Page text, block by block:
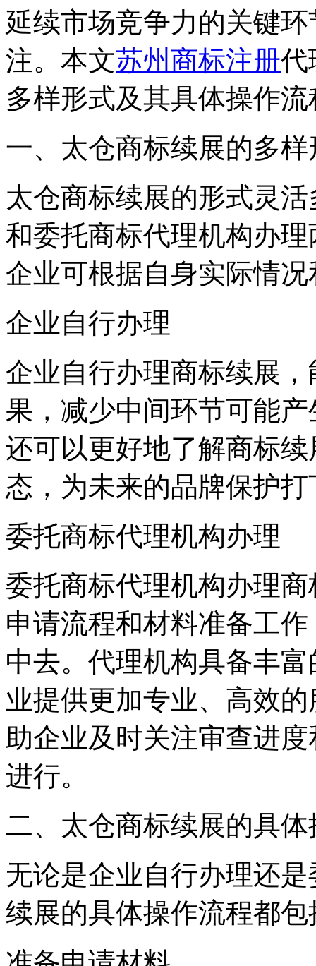
延续市场竞争力的关键
注。本文苏州商标注册代
多样形式及其具体操作
一、太仓商标续展的多样
太仓商标续展的形式灵
和委托商标代理机构办
企业可根据自身实际情
企业自行办理
企业自行办理商标续展
果，减少中间环节可能
还可以更好地了解商标
态，为未来的品牌保护
委托商标代理机构办理
委托商标代理机构办理
申请流程和材料准备工
中去。代理机构具备丰
业提供更加专业、高效
助企业及时关注审查进
进行。
二、太仓商标续展的具
无论是企业自行办理还
续展的具体操作流程都